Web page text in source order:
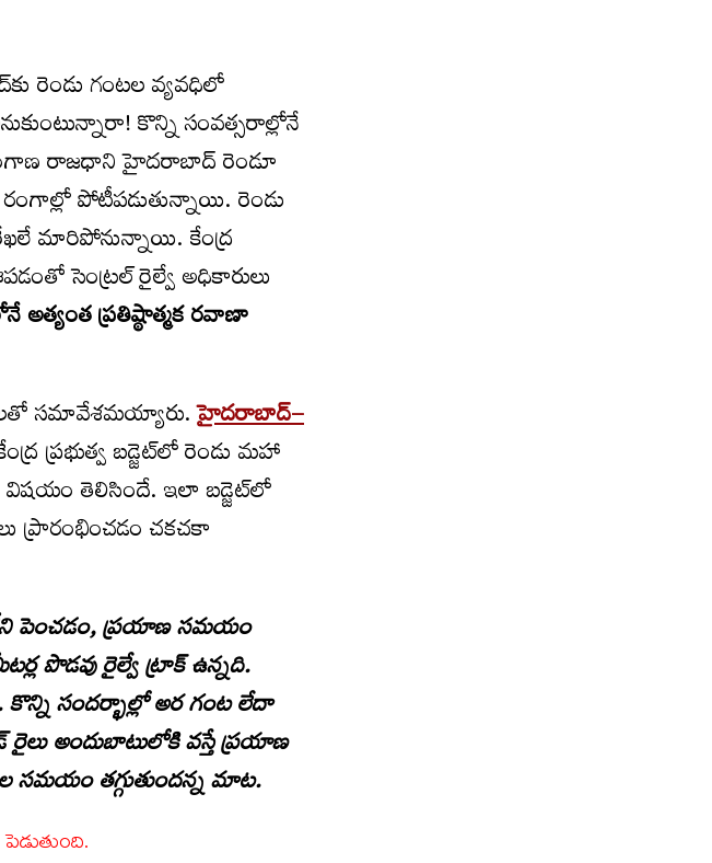
రెండు గంటల వ్యవధిలో
కొన్ని సంవత్సరాల్లోనే
రాజధాని హైదరాబాద్ రెండూ
పోటీపడుతున్నాయి. రెండు
మారిపోనున్నాయి. కేంద్ర
సెంట్రల్ రైల్వే అధికారులు
అత్యంత ప్రతిష్ఠాత్మక రవాణా
సమావేశమయ్యారు.హైదరాబాద్–
ప్రభుత్వ బడ్జెట్‌లో రెండు మహా
విషయం తెలిసిందే. ఇలా బడ్జెట్‌లో
ప్రారంభించడం చకచకా
పెంచడం, ప్రయాణ సమయం
పొడవు రైల్వే ట్రాక్ ఉన్నది.
సందర్భాల్లో అర గంట లేదా
అందుబాటులోకి వస్తే ప్రయాణ
సమయం తగ్గుతుందన్న మాట.